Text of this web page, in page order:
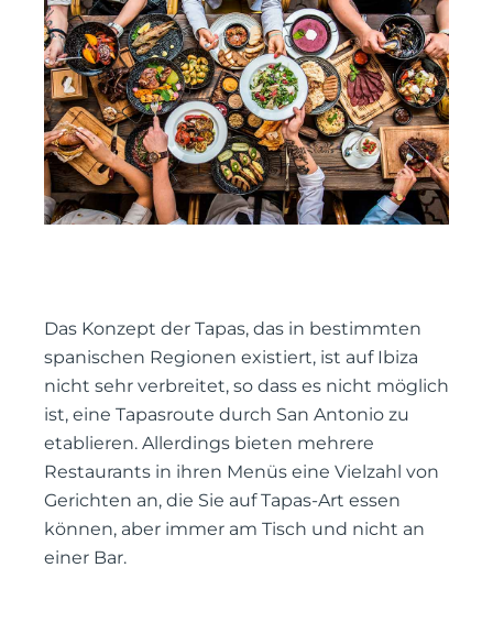
Das Konzept der Tapas, das in bestimmten
spanischen Regionen existiert, ist auf Ibiza
nicht sehr verbreitet, so dass es nicht möglich
ist, eine Tapasroute durch San Antonio zu
etablieren. Allerdings bieten mehrere
Restaurants in ihren Menüs eine Vielzahl von
Gerichten an, die Sie auf Tapas-Art essen
können, aber immer am Tisch und nicht an
einer Bar.